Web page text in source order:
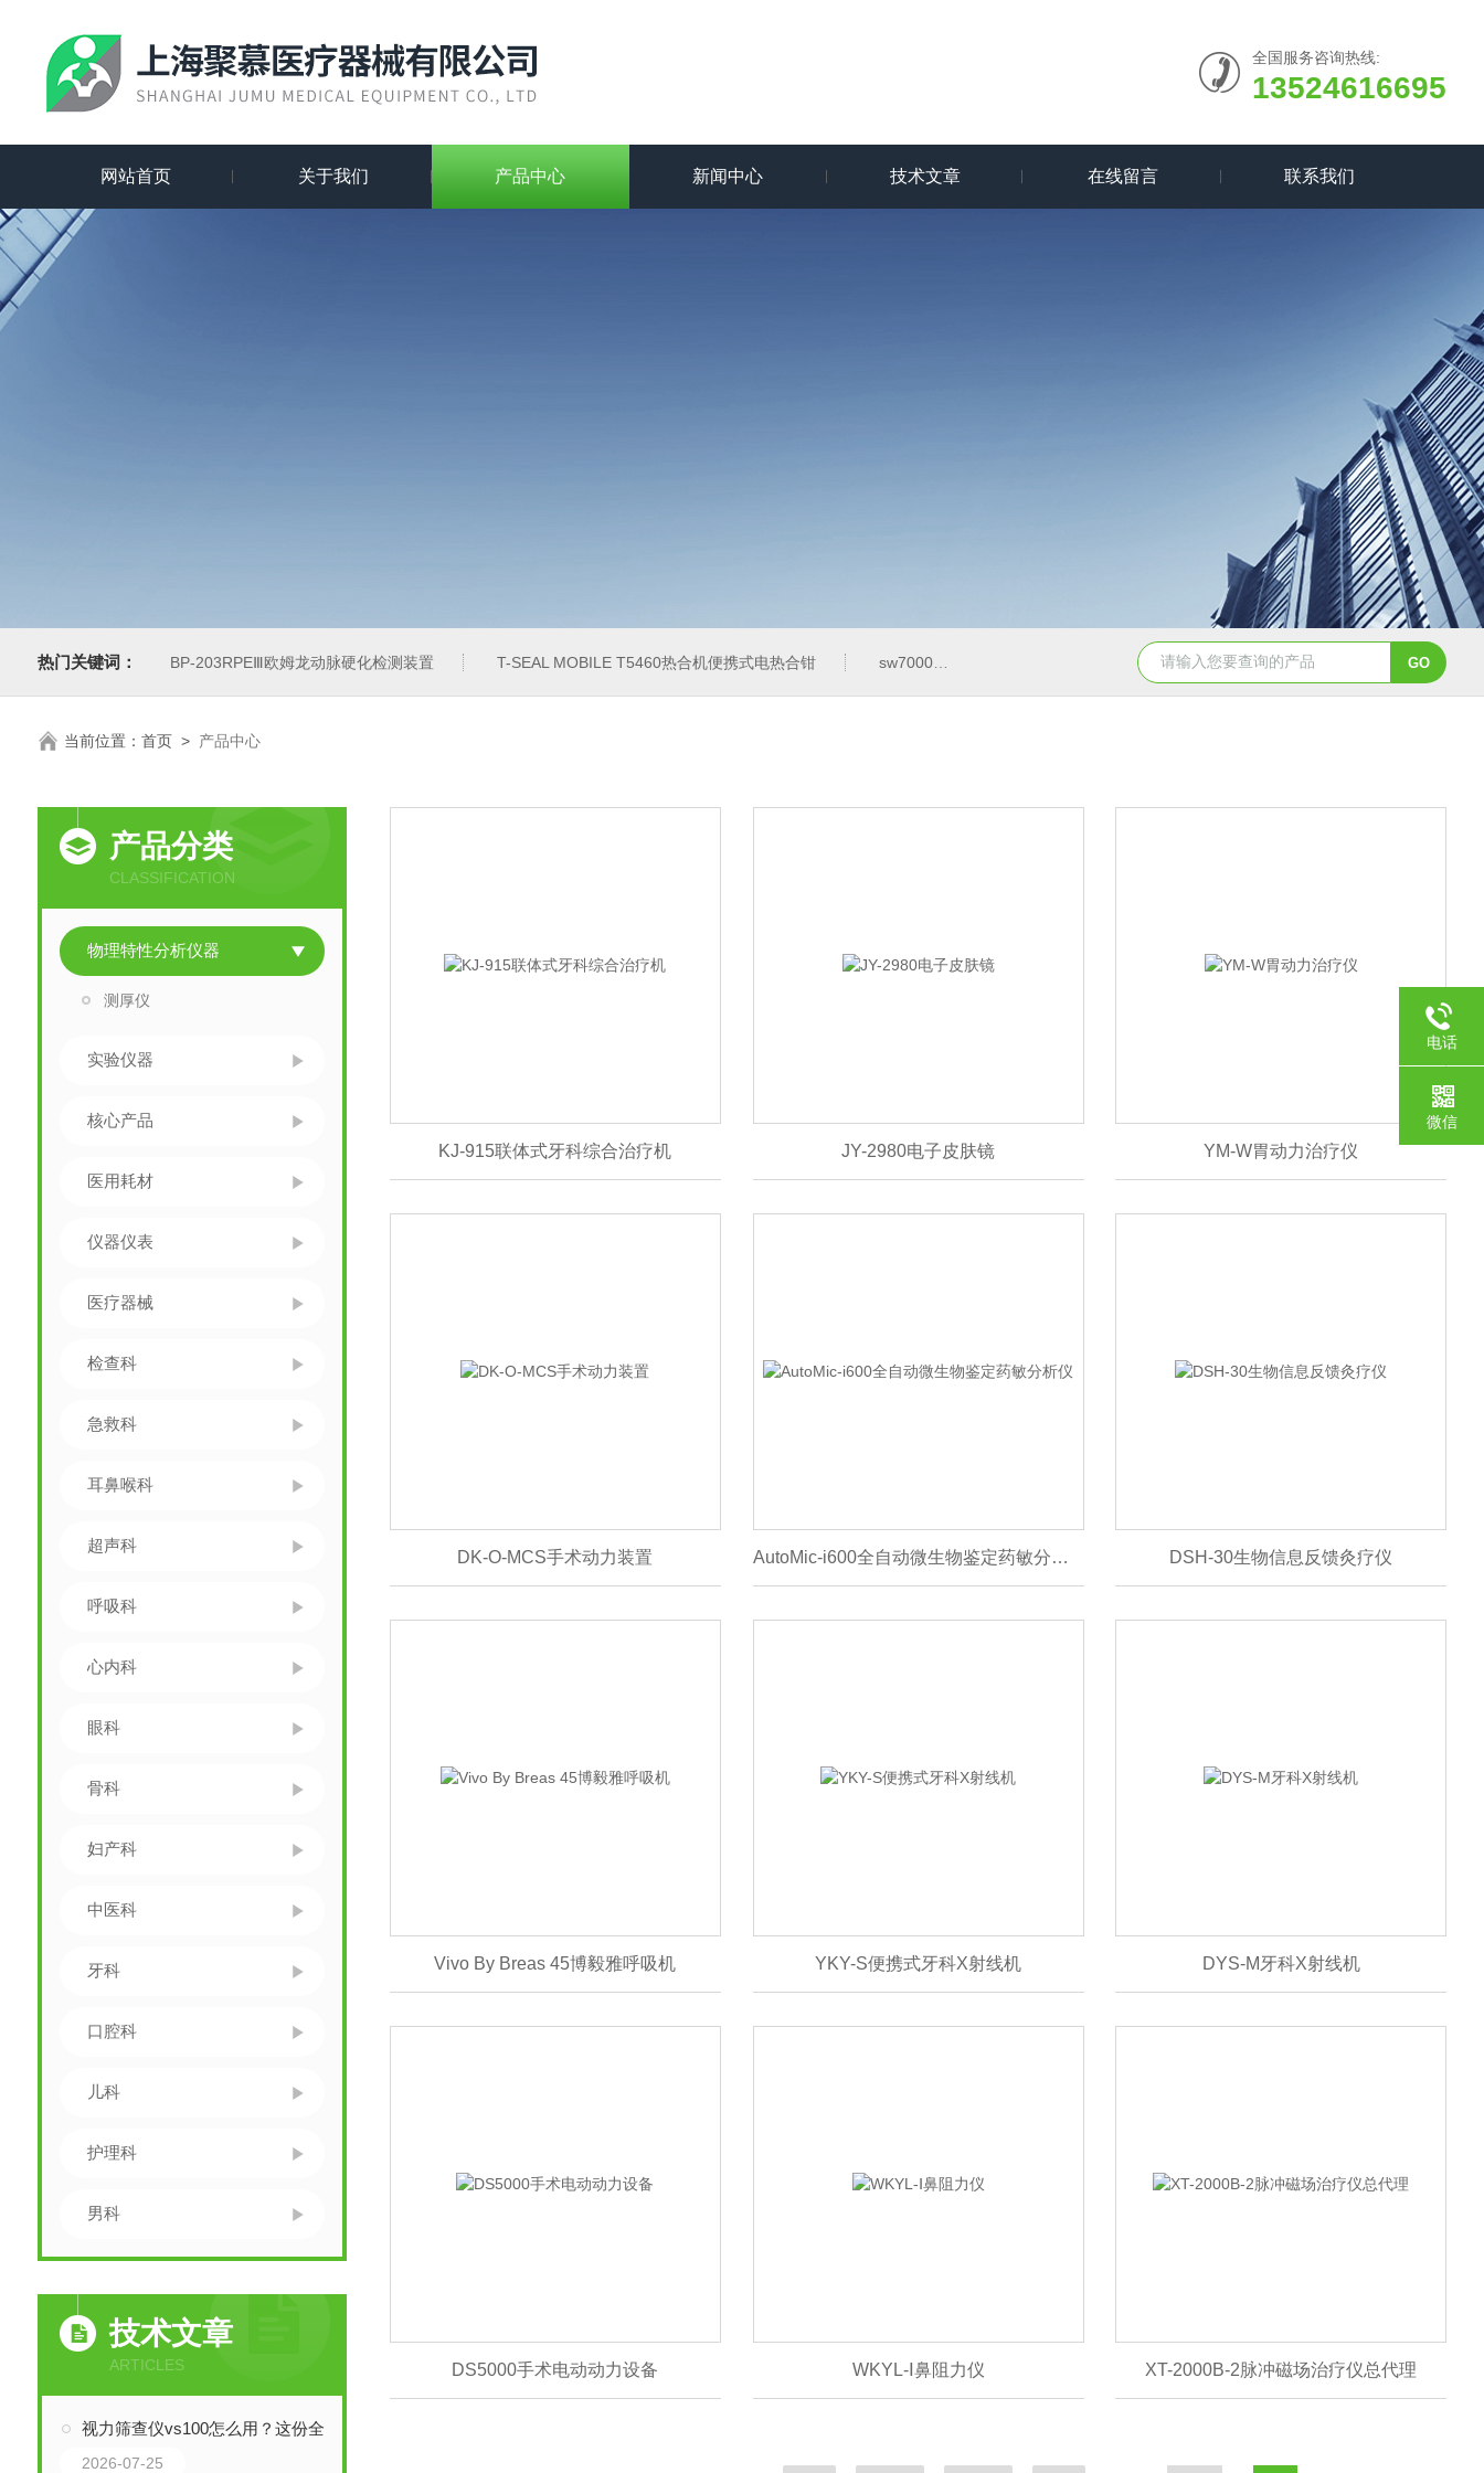
全国服务咨询热线:
13524616695
网站首页 关于我们 产品中心 新闻中心 技术文章 在线留言 联系我们
热门关键词： BP-203RPEⅢ欧姆龙动脉硬化检测装置 T-SEAL MOBILE T5460热合机便携式电热合钳 sw7000医用眼科索维角膜内皮细胞计 NHZ-06诺和振动排痰机厂家直销
当前位置： 首页> 产品中心
产品分类
CLASSIFICATION
物理特性分析仪器
测厚仪
实验仪器
核心产品
医用耗材
仪器仪表
医疗器械
检查科
急救科
耳鼻喉科
超声科
呼吸科
心内科
眼科
骨科
妇产科
中医科
牙科
口腔科
儿科
护理科
男科
技术文章
ARTICLES
视力筛查仪vs100怎么用？这份全流程实操指南，带你从入门到熟练！
2026-07-25
KJ-915联体式牙科综合治疗机 JY-2980电子皮肤镜 YM-W胃动力治疗仪
DK-O-MCS手术动力装置 AutoMic-i600全自动微生物鉴定药敏分析仪 DSH-30生物信息反馈灸疗仪
Vivo By Breas 45博毅雅呼吸机 YKY-S便携式牙科X射线机 DYS-M牙科X射线机
DS5000手术电动动力设备 WKYL-Ⅰ鼻阻力仪 XT-2000B-2脉冲磁场治疗仪总代理
电话
微信